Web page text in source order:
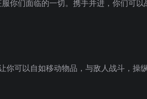
你们面临的一切。携手并进，你们可以
你可以自如移动物品，与敌人战斗，操